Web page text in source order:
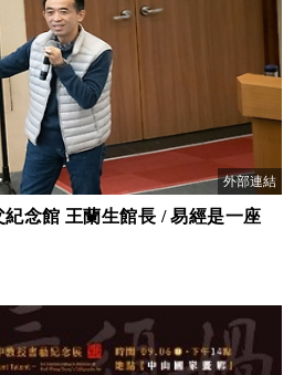
外部連結
紀念館 王蘭生館長 / 易經是一座